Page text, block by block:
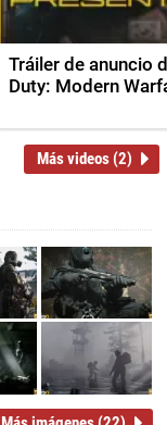
Tráiler de anuncio
Duty: Modern
Más videos (2)